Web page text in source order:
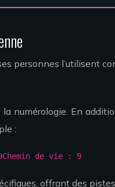
personnes l’utilisent
numérologie. En
:
de vie : 9
offrant des